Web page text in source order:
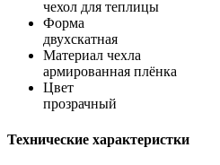
чехол для теплицы
Форма
двухскатная
Материал чехла
армированная плёнка
Цвет
прозрачный
Технические характеристки